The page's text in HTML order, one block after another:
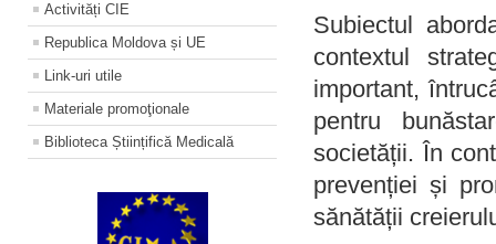
Activități CIE
Republica Moldova și UE
Link-uri utile
Materiale promoţionale
Biblioteca Științifică Medicală
Subiectul
contextul
important,
pentru
societății. În
prevenției și
sănătății